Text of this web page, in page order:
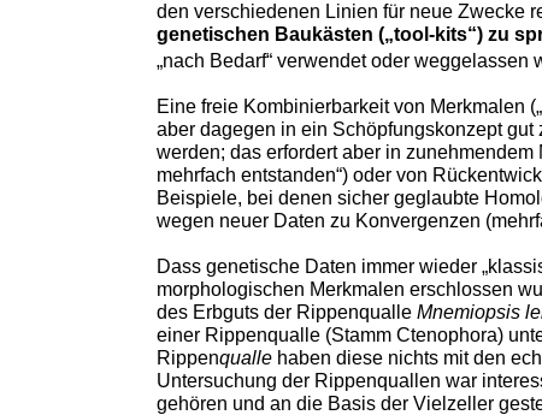
den verschiedenen Linien für neue Zwecke
genetischen Baukästen („tool-kits“) zu
„nach Bedarf“ verwendet oder weggelassen
Eine freie Kombinierbarkeit von Merkmalen
aber dagegen in ein Schöpfungskonzept
werden; das erfordert aber in
mehrfach entstanden“) oder von
Beispiele, bei denen sicher geglaubte
wegen neuer Daten zu Konvergenzen
Dass genetische Daten immer wieder
morphologischen Merkmalen erschlossen
des Erbguts der Rippenqualle Mnemiopsis
einer Rippenqualle (Stamm Ctenophora)
Rippenqualle haben diese nichts mit den
Untersuchung der Rippenquallen war
gehören und an die Basis der Vielzeller